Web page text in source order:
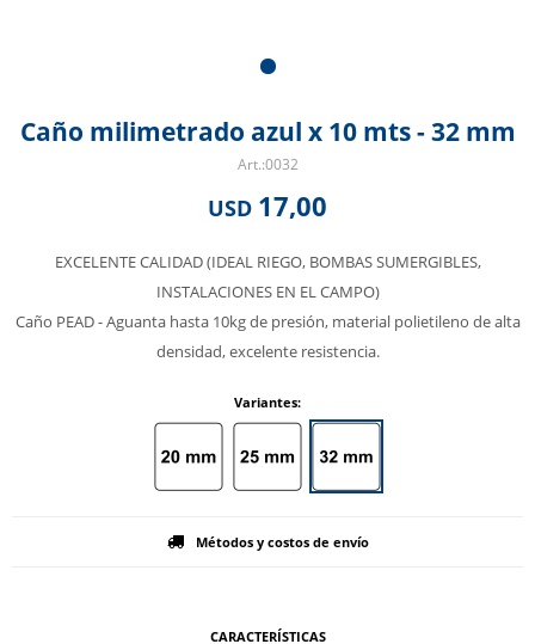
Caño milimetrado azul x 10 mts - 32 mm
0032
USD 17,00
EXCELENTE CALIDAD (IDEAL RIEGO, BOMBAS SUMERGIBLES,
INSTALACIONES EN EL CAMPO)
Caño PEAD - Aguanta hasta 10kg de presión, material polietileno de alta
densidad, excelente resistencia.
Variantes:
Métodos y costos de envío
CARACTERÍSTICAS